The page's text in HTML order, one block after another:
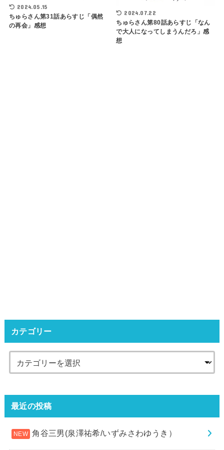
2024.05.15
ちゅらさん第31話あらすじ「偶然
の再会」感想
2024.07.22
ちゅらさん第80話あらすじ「なん
で大人になってしまうんだろ」感
想
カテゴリー
最近の投稿
角谷三男(泉澤祐希/いずみさわゆうき）